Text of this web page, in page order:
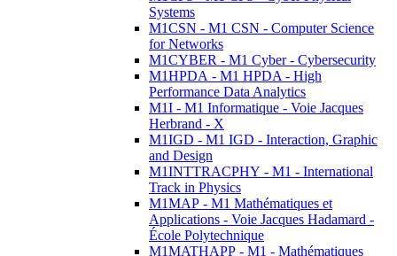
Systems
M1CSN - M1 CSN - Computer Science
for Networks
M1CYBER - M1 Cyber - Cybersecurity
M1HPDA - M1 HPDA - High
Performance Data Analytics
M1I - M1 Informatique - Voie Jacques
Herbrand - X
M1IGD - M1 IGD - Interaction, Graphic
and Design
M1INTTRACPHY - M1 - International
Track in Physics
M1MAP - M1 Mathématiques et
Applications - Voie Jacques Hadamard -
École Polytechnique
M1MATHAPP - M1 - Mathématiques